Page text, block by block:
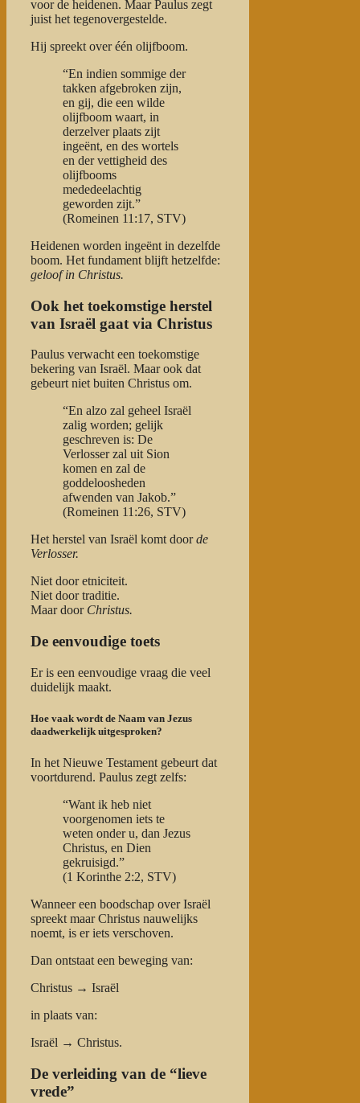
voor de heidenen. Maar Paulus zegt
juist het tegenovergestelde.
Hij spreekt over één olijfboom.
“En indien sommige der
takken afgebroken zijn,
en gij, die een wilde
olijfboom waart, in
derzelver plaats zijt
ingeënt, en des wortels
en der vettigheid des
olijfbooms
mededeelachtig
geworden zijt.”
(Romeinen 11:17, STV)
Heidenen worden ingeënt in dezelfde
boom. Het fundament blijft hetzelfde:
geloof in Christus.
Ook het toekomstige herstel
van Israël gaat via Christus
Paulus verwacht een toekomstige
bekering van Israël. Maar ook dat
gebeurt niet buiten Christus om.
“En alzo zal geheel Israël
zalig worden; gelijk
geschreven is: De
Verlosser zal uit Sion
komen en zal de
goddeloosheden
afwenden van Jakob.”
(Romeinen 11:26, STV)
Het herstel van Israël komt doorde
Verlosser.
Niet door etniciteit.
Niet door traditie.
Maar door Christus.
De eenvoudige toets
Er is een eenvoudige vraag die veel
duidelijk maakt.
Hoe vaak wordt de Naam van Jezus
daadwerkelijk uitgesproken?
In het Nieuwe Testament gebeurt dat
voortdurend. Paulus zegt zelfs:
“Want ik heb niet
voorgenomen iets te
weten onder u, dan Jezus
Christus, en Dien
gekruisigd.”
(1 Korinthe 2:2, STV)
Wanneer een boodschap over Israël
spreekt maar Christus nauwelijks
noemt, is er iets verschoven.
Dan ontstaat een beweging van:
Christus → Israël
in plaats van:
Israël → Christus.
De verleiding van de “lieve
vrede”